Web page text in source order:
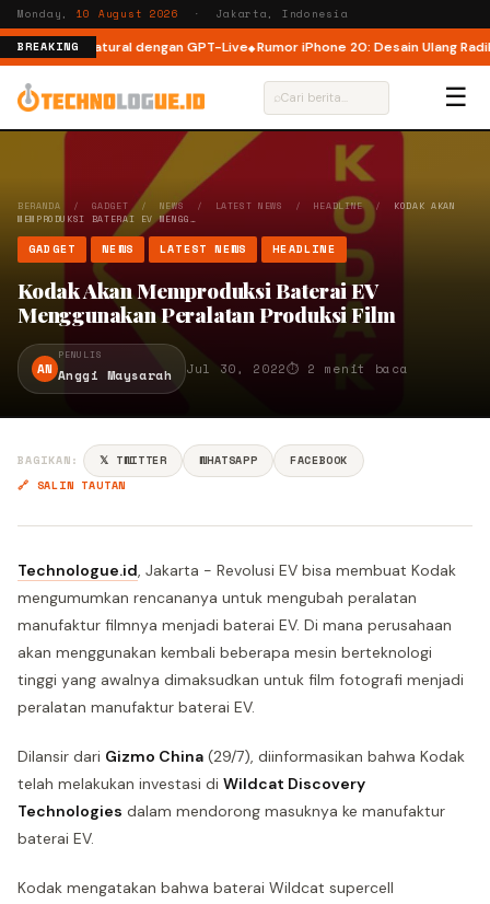
Monday, 10 August 2026 · Jakarta, Indonesia
BREAKING
Lebih Natural dengan GPT-Live Rumor iPhone 20: Desain Ulang
⌕ ☰
BERANDA / GADGET / NEWS / LATEST NEWS / HEADLINE/ KODAK AKAN
MEMPRODUKSI BATERAI EV MENGG…
GADGET NEWS LATEST NEWS HEADLINE
Kodak Akan Memproduksi Baterai EV
Menggunakan Peralatan Produksi Film
AN
PENULIS
Anggi Maysarah Jul 30, 2022⏱ 2 menit baca
BAGIKAN: 𝕏 TWITTER WHATSAPP
FACEBOOK
🔗 SALIN TAUTAN
Technologue.id, Jakarta - Revolusi EV bisa membuat Kodak
mengumumkan rencananya untuk mengubah peralatan
manufaktur filmnya menjadi baterai EV. Di mana perusahaan
akan menggunakan kembali beberapa mesin berteknologi
tinggi yang awalnya dimaksudkan untuk film fotografi menjadi
peralatan manufaktur baterai EV.
Dilansir dari Gizmo China (29/7), diinformasikan bahwa Kodak
telah melakukan investasi di Wildcat Discovery
Technologies dalam mendorong masuknya ke manufaktur
baterai EV.
Kodak mengatakan bahwa baterai Wildcat supercell